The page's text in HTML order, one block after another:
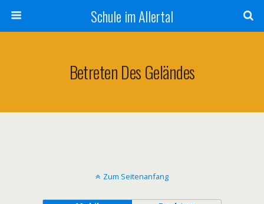
Schule im Allertal
Betreten Des Geländes
Zum Seitenanfang